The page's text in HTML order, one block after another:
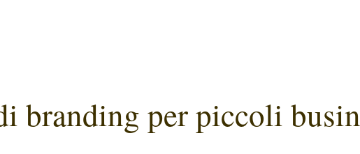
branding per piccoli